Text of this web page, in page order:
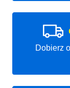
Dobierz